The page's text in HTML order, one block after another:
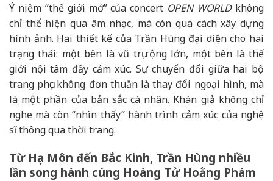
Ý niệm “thế giới mở” của concert OPEN WORLDkhông
chỉ thể hiện qua âm nhạc, mà còn qua cách xây dựng
hình ảnh. Hai thiết kế của Trần Hùng đại diện cho hai
trạng thái: một bên là vũ trụ rộng lớn, một bên là thế
giới nội tâm đầy cảm xúc. Sự chuyển đổi giữa hai bộ
trang phục không đơn thuần là thay đổi ngoại hình, mà
là một phần của bản sắc cá nhân. Khán giả không chỉ
nghe mà còn “nhìn thấy” hành trình cảm xúc của nghệ
sĩ thông qua thời trang.
Từ Hạ Môn đến Bắc Kinh, Trần Hùng nhiều
lần song hành cùng Hoàng Tử Hoằng Phàm